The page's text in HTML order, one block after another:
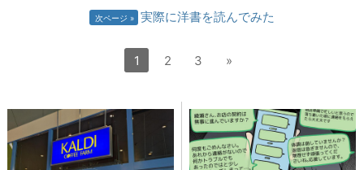
次ページ 実際に洋書を読んでみた
1 2 3 »